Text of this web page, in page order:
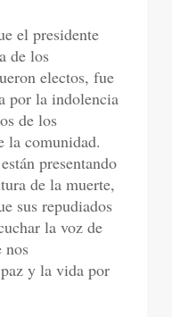
el presidente
de los
electos, fue
por la indolencia
de los
la comunidad.
presentando
de la muerte,
sus repudiados
la voz de
nos
y la vida por